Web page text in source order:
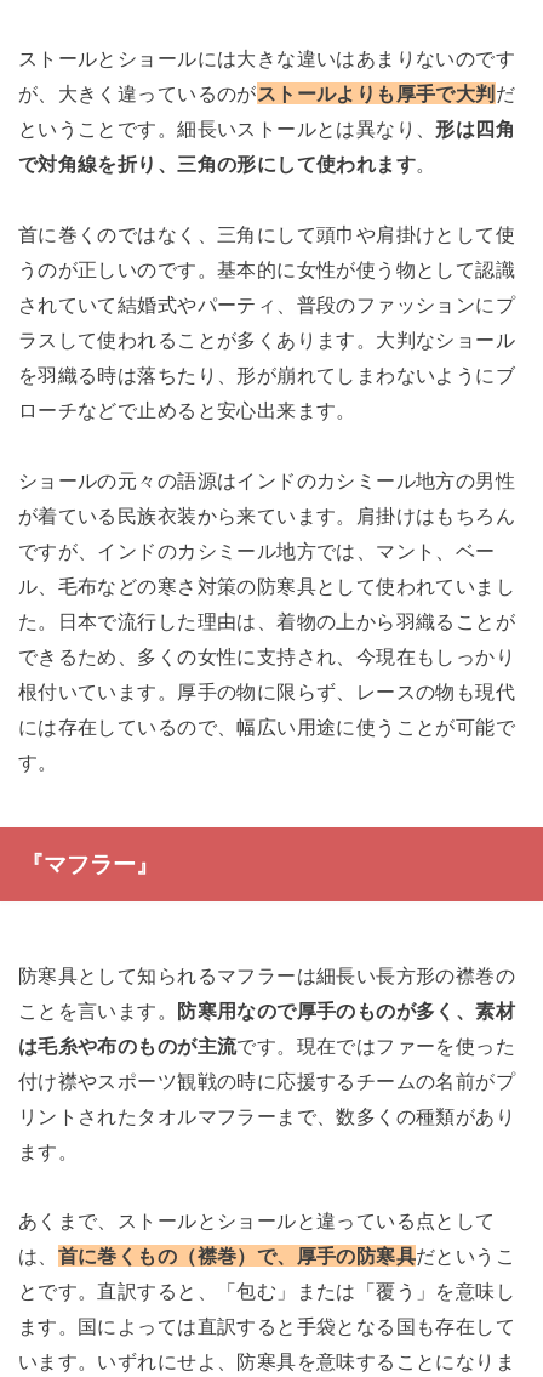
ストールとショールには大きな違いはあまりないのです
が、大きく違っているのがストールよりも厚手で大判 だ
ということです。細長いストールとは異なり、形は四角
で対角線を折り、三角の形にして使われます。
首に巻くのではなく、三角にして頭巾や肩掛けとして使
うのが正しいのです。基本的に女性が使う物として認識
されていて結婚式やパーティ、普段のファッションにプ
ラスして使われることが多くあります。大判なショール
を羽織る時は落ちたり、形が崩れてしまわないようにブ
ローチなどで止めると安心出来ます。
ショールの元々の語源はインドのカシミール地方の男性
が着ている民族衣装から来ています。肩掛けはもちろん
ですが、インドのカシミール地方では、マント、ベー
ル、毛布などの寒さ対策の防寒具として使われていまし
た。日本で流行した理由は、着物の上から羽織ることが
できるため、多くの女性に支持され、今現在もしっかり
根付いています。厚手の物に限らず、レースの物も現代
には存在しているので、幅広い用途に使うことが可能で
す。
『マフラー』
防寒具として知られるマフラーは細長い長方形の襟巻の
ことを言います。
防寒用なので厚手のものが多く、素材
は毛糸や布のものが主流です。現在ではファーを使った
付け襟やスポーツ観戦の時に応援するチームの名前がプ
リントされたタオルマフラーまで、数多くの種類があり
ます。
あくまで、ストールとショールと違っている点として
は、 首に巻くもの（襟巻）で、厚手の防寒具だというこ
とです。直訳すると、「包む」または「覆う」を意味し
ます。国によっては直訳すると手袋となる国も存在して
います。いずれにせよ、防寒具を意味することになりま